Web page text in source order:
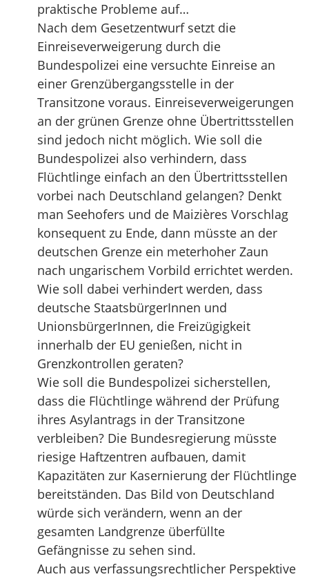
praktische Probleme auf…
Nach dem Gesetzentwurf setzt die
Einreiseverweigerung durch die
Bundespolizei eine versuchte Einreise an
einer Grenzübergangsstelle in der
Transitzone voraus. Einreiseverweigerungen
an der grünen Grenze ohne Übertrittsstellen
sind jedoch nicht möglich. Wie soll die
Bundespolizei also verhindern, dass
Flüchtlinge einfach an den Übertrittsstellen
vorbei nach Deutschland gelangen? Denkt
man Seehofers und de Maizières Vorschlag
konsequent zu Ende, dann müsste an der
deutschen Grenze ein meterhoher Zaun
nach ungarischem Vorbild errichtet werden.
Wie soll dabei verhindert werden, dass
deutsche StaatsbürgerInnen und
UnionsbürgerInnen, die Freizügigkeit
innerhalb der EU genießen, nicht in
Grenzkontrollen geraten?
Wie soll die Bundespolizei sicherstellen,
dass die Flüchtlinge während der Prüfung
ihres Asylantrags in der Transitzone
verbleiben? Die Bundesregierung müsste
riesige Haftzentren aufbauen, damit
Kapazitäten zur Kasernierung der Flüchtlinge
bereitständen. Das Bild von Deutschland
würde sich verändern, wenn an der
gesamten Landgrenze überfüllte
Gefängnisse zu sehen sind.
Auch aus verfassungsrechtlicher Perspektive